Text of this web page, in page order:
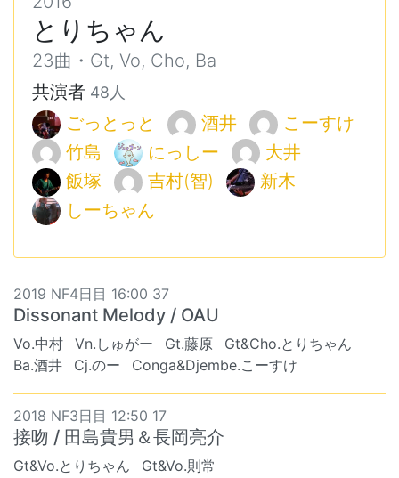
とりちゃん
23曲・Gt, Vo, Cho, Ba
共演者 48人
ごっとっと 酒井
こーすけ
竹島
にっしー
大井
飯塚
吉村(智)
新木
しーちゃん
2019 NF4日目 16:00 37
Dissonant Melody / OAU
Vo.中村 Vn.しゅがー Gt.藤原
Gt&Cho.とりちゃん
Ba.酒井
Cj.のー Conga&Djembe.こーすけ
2018 NF3日目 12:50 17
接吻 / 田島貴男＆長岡亮介
Gt&Vo.とりちゃん Gt&Vo.則常